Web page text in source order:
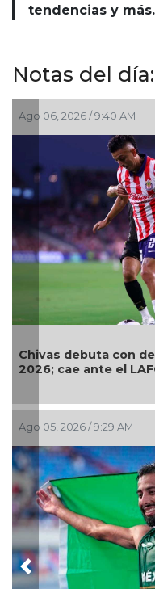
tendencias y más.
Notas del día:
06, 2026 / 9:40 AM
debuta con derrota
cae ante el LAFC
05, 2026 / 9:29 AM
Previous